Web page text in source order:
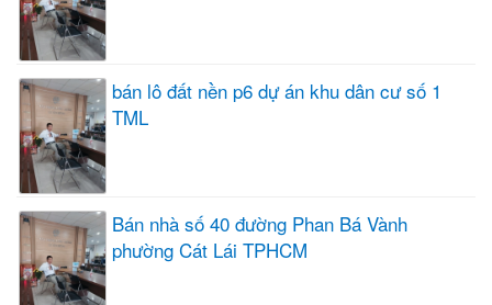
bán lô đất nền p6 dự án khu dân cư số 1
TML
Bán nhà số 40 đường Phan Bá Vành
phường Cát Lái TPHCM